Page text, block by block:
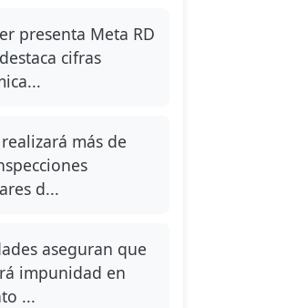
presenta Meta RD
cifras
más de
d...
aseguran que
impunidad en
...